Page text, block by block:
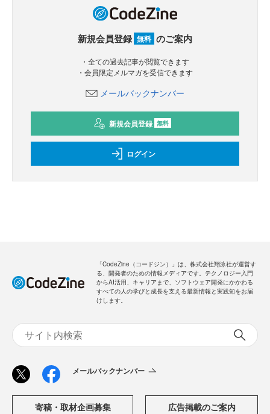
新規会員登録 無料 のご案内
・全ての過去記事が閲覧できます
・会員限定メルマガを受信できます
メールバックナンバー
新規会員登録 無料
ログイン
「CodeZine（コードジン）」は、株式会社翔泳社が運営す
る、開発者のための情報メディアです。テクノロジー入門
からAI活用、キャリアまで、ソフトウェア開発にかかわる
すべての人の学びと成長を支える最新情報と実践知をお届
けします。
メールバックナンバー
寄稿・取材企画募集 広告掲載のご案内